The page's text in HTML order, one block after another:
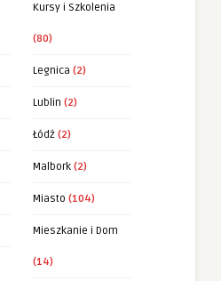
Kursy i Szkolenia
(80)
Legnica (2)
Lublin (2)
Łódź (2)
Malbork (2)
Miasto (104)
Mieszkanie i Dom
(14)